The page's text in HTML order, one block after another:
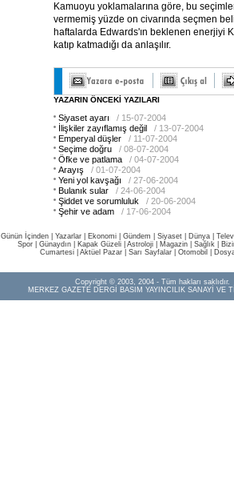
Kamuoyu yoklamalarına göre, bu
vermemiş yüzde on civarında seçmen
haftalarda Edwards'ın beklenen enerjiyi
katıp katmadığı da anlaşılır.
YAZARIN ÖNCEKİ YAZILARI
Siyaset ayarı
/ 15-07-2004
İlişkiler zayıflamış değil
/ 13-07-2004
Emperyal düşler
/ 11-07-2004
Seçime doğru
/ 08-07-2004
Öfke ve patlama
/ 04-07-2004
Arayış
/ 01-07-2004
Yeni yol kavşağı
/ 27-06-2004
Bulanık sular
/ 24-06-2004
Şiddet ve sorumluluk
/ 20-06-2004
Şehir ve adam
/ 17-06-2004
Günün İçinden Yazarlar Ekonomi Gündem Siyaset Dünya |
Spor
Günaydın Kapak Güzeli Astroloji Magazin Sağlık
Cumartesi| Aktüel Pazar| Sarı Sayfalar| Otomobil
Copyright © 2003, 2004 - Tüm hakları saklıdır.
MERKEZ GAZETE DERGİ BASIM YAYINCILIK SANAYİ VE